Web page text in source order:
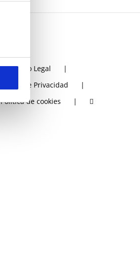
Aviso Legal
Política de Privacidad
Política de cookies